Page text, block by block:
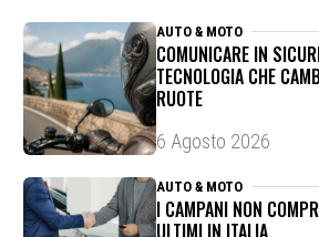
AUTO & MOTO
COMUNICARE IN
TECNOLOGIA CHE
RUOTE
6 Agosto 2026
AUTO & MOTO
I CAMPANI NON
ULTIMI IN ITALIA